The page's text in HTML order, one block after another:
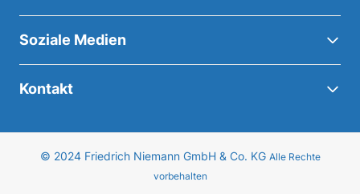
Soziale Medien
Kontakt
© 2024 Friedrich Niemann GmbH & Co. KG Alle Rechte
vorbehalten